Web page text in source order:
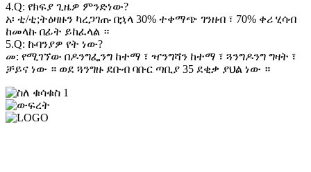
4.Q: የክፍያ ጊዜዎ ምንድነው?
አ፡ ቲ/ቲ;ትዕዛዙን ካረጋገጡ በኋላ 30% ተቀማጭ ገንዘብ ፣ 70% ቀሪ ሂሳብ
ከመላኩ በፊት ይከፈላል ።
5.Q: ኩባንያዎ የት ነው?
መ: የሚገኘው በዶንግፌንግ ከተማ ፣ ዣንግሻን ከተማ ፣ ጓንግዶንግ ግዛት ፣
ቻይና ነው ። ወደ ጓንግዙ ደቡብ ባቡር ጣቢያ 35 ደቂቃ ያህል ነው ።